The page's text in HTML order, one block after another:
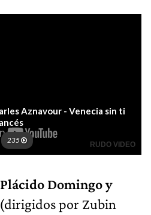
Plácido Domingo y
(dirigidos por Zubin